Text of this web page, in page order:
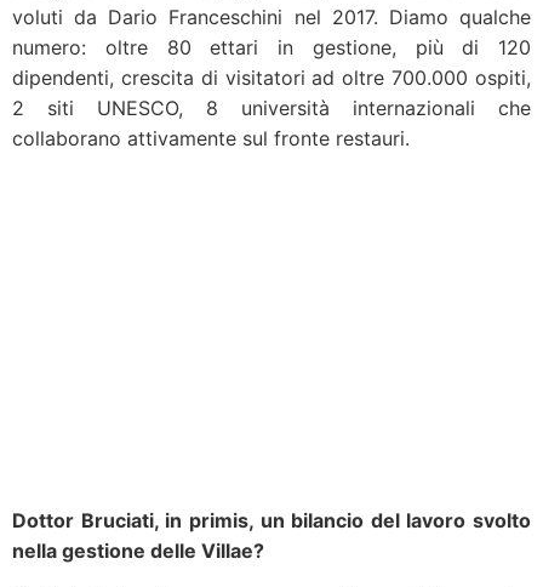
voluti da Dario Franceschini nel 2017. Diamo qualche
numero: oltre 80 ettari in gestione, più di 120
dipendenti, crescita di visitatori ad oltre 700.000 ospiti,
2 siti UNESCO, 8 università internazionali che
collaborano attivamente sul fronte restauri.
Dottor Bruciati, in primis, un bilancio del lavoro svolto
nella gestione delle Villae?